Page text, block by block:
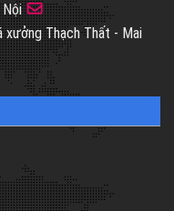
Thạch Thất - Mai